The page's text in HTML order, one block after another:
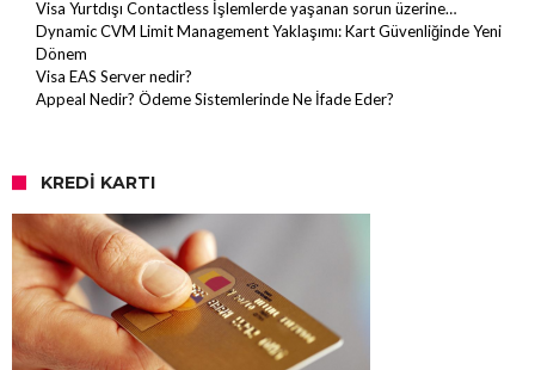
Visa Yurtdışı Contactless İşlemlerde yaşanan sorun üzerine…
Dynamic CVM Limit Management Yaklaşımı: Kart Güvenliğinde Yeni
Dönem
Visa EAS Server nedir?
Appeal Nedir? Ödeme Sistemlerinde Ne İfade Eder?
KREDI KARTI